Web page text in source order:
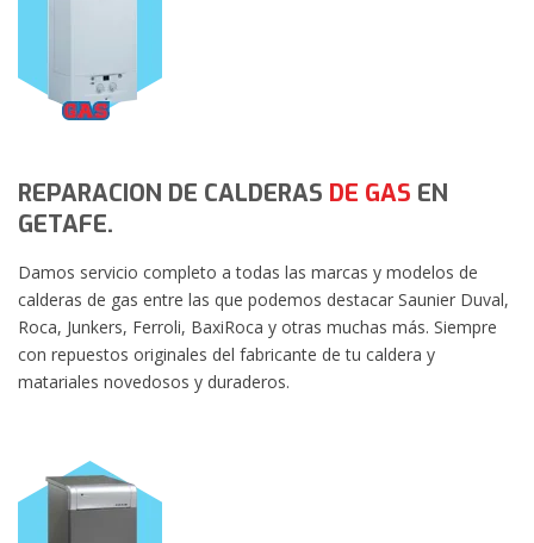
REPARACION DE CALDERAS DE GAS EN
GETAFE.
Damos servicio completo a todas las marcas y modelos de
calderas de gas entre las que podemos destacar Saunier Duval,
Roca, Junkers, Ferroli, BaxiRoca y otras muchas más. Siempre
con repuestos originales del fabricante de tu caldera y
matariales novedosos y duraderos.